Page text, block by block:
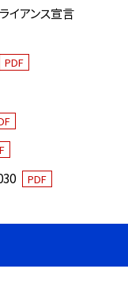
アンス宣言
PDF
PDF